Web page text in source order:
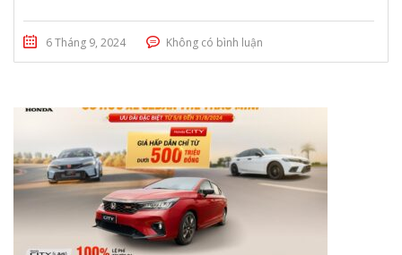
6 Tháng 9, 2024 Không có bình luận